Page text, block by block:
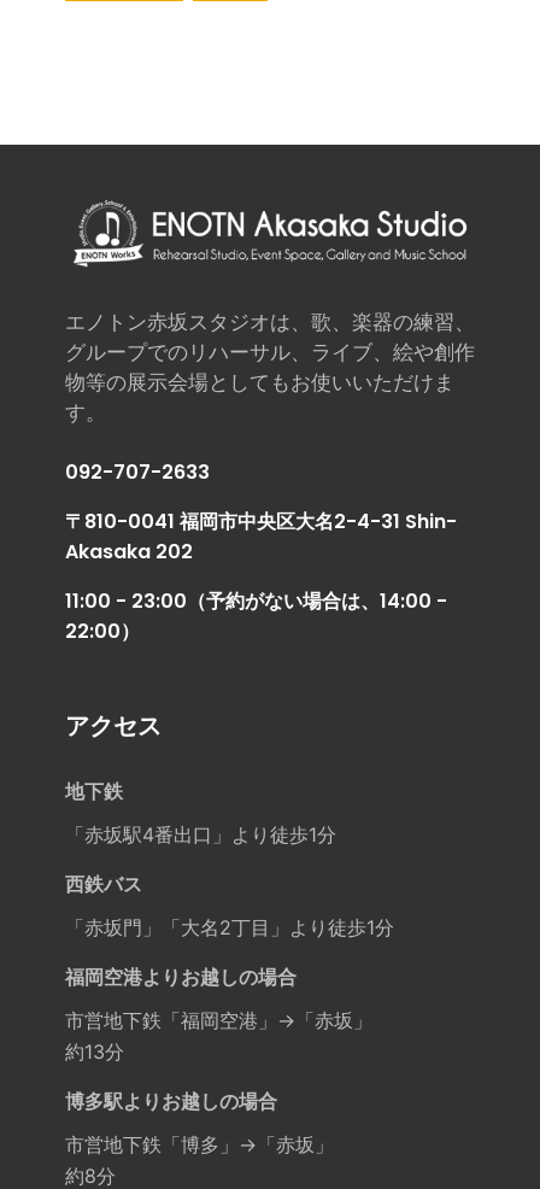
エノトン赤坂スタジオは、歌、楽器の練習、
グループでのリハーサル、ライブ、絵や創作
物等の展示会場としてもお使いいただけま
す。
092-707-2633
〒810-0041 福岡市中央区大名2-4-31 Shin-
Akasaka 202
11:00 - 23:00（予約がない場合は、14:00 -
22:00）
アクセス
地下鉄
「赤坂駅4番出口」より徒歩1分
西鉄バス
「赤坂門」「大名2丁目」より徒歩1分
福岡空港よりお越しの場合
市営地下鉄「福岡空港」→「赤坂」
約13分
博多駅よりお越しの場合
市営地下鉄「博多」→「赤坂」
約8分